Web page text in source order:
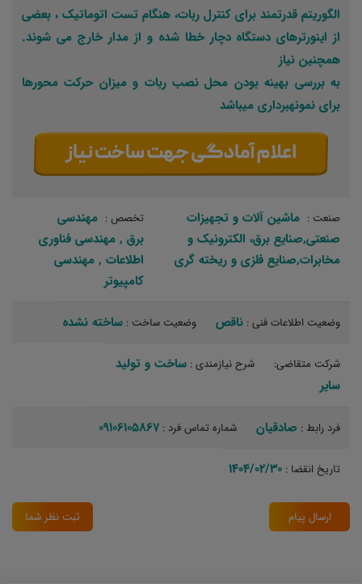
الگوریتم قدرتمند برای کنترل ربات، هنگام تست اتوماتیک ، بعضی
از اینورترهای دستگاه دچار خطا شده و از مدار خارج می شوند.
همچنین نیاز
به بررسی بهینه بودن محل نصب ربات و میزان حرکت محورها
برای نمونهبرداری میباشد
صنعت : ماشین آلات و تجهیزات
صنعتی,صنایع برق، الکترونیک و
مخابرات,صنایع فلزی و ریخته گری
تخصص : مهندسی
برق‏ , مهندسی فناوری
اطلاعات‏ , مهندسی
کامپیوتر‏ ‏
وضعیت اطلاعات فنی : ناقص وضعیت ساخت : ساخته نشده
شرکت متقاضی:
سایر
شرح نیازمندی : ساخت و تولید‏
فرد رابط : صادقیان شماره تماس فرد : 09106105867
تاریخ انقضا : 1404/02/30
ارسال پیام ثبت نظر شما